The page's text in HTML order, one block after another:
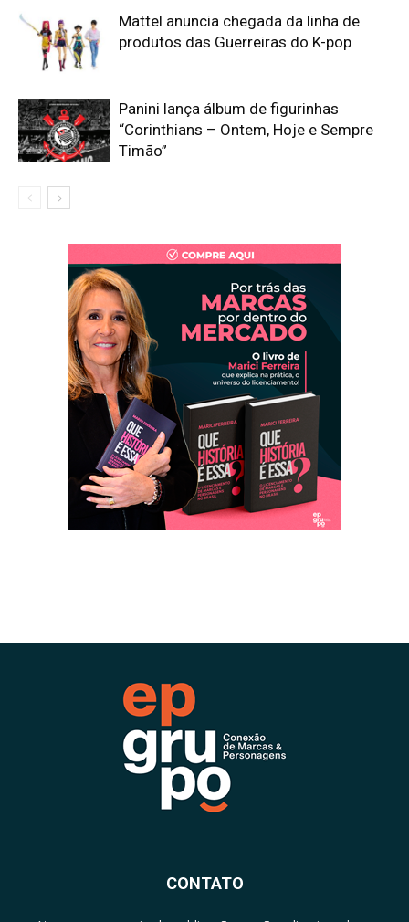
Mattel anuncia chegada da linha de
produtos das Guerreiras do K-pop
Panini lança álbum de figurinhas
“Corinthians – Ontem, Hoje e Sempre
Timão”
CONTATO